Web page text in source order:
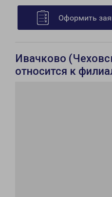
Оформить
Ивачково
относится к